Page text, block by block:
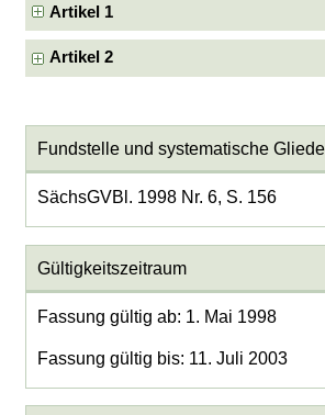
Artikel 1
Artikel 2
Fundstelle und systematische
SächsGVBl. 1998 Nr. 6, S. 156
Gültigkeitszeitraum
Fassung gültig ab: 1. Mai 1998
Fassung gültig bis: 11. Juli 2003